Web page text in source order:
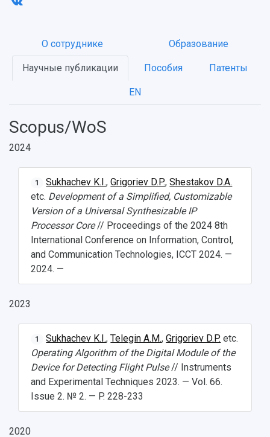
НАЗАД
Об университете
История
Рейтинги
Новости
Главные новости
Объявления
Образование
Почему я выбираю Самарский университет?
Бакалавриат и специалитет
Научно-исследовательская деятельность
Основные научные направления
Диссертационные советы
О сотруднике Образование
Научные публикации Пособия Патенты
EN
Scopus/WoS
2024
1 Sukhachev K.I.,Grigoriev D.P.,Shestakov D.A.
etc. Development of a Simplified, Customizable
Version of a Universal Synthesizable IP
Processor Core// Proceedings of the 2024 8th
International Conference on Information, Control,
and Communication Technologies, ICCT 2024. —
2024. —
2023
1 Sukhachev K.I.,Telegin A.M.,Grigoriev D.P. etc.
Operating Algorithm of the Digital Module of the
Device for Detecting Flight Pulse// Instruments
and Experimental Techniques 2023. — Vol. 66.
Issue 2. № 2. — P. 228-233
2020